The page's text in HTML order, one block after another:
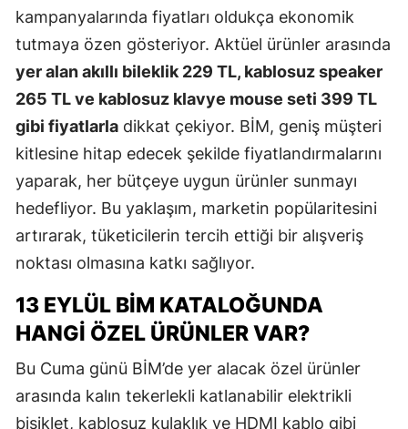
kampanyalarında fiyatları oldukça ekonomik
tutmaya özen gösteriyor. Aktüel ürünler arasında
yer alan akıllı bileklik 229 TL, kablosuz speaker
265 TL ve kablosuz klavye mouse seti 399 TL
gibi fiyatlarla dikkat çekiyor. BİM, geniş müşteri
kitlesine hitap edecek şekilde fiyatlandırmalarını
yaparak, her bütçeye uygun ürünler sunmayı
hedefliyor. Bu yaklaşım, marketin popülaritesini
artırarak, tüketicilerin tercih ettiği bir alışveriş
noktası olmasına katkı sağlıyor.
13 EYLÜL BİM KATALOĞUNDA
HANGI ÖZEL ÜRÜNLER VAR?
Bu Cuma günü BİM’de yer alacak özel ürünler
arasında kalın tekerlekli katlanabilir elektrikli
bisiklet, kablosuz kulaklık ve HDMI kablo gibi